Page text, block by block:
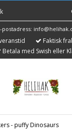
postadress:
Faktisk
Betala med Swish eller
- puffy Dinosaurs